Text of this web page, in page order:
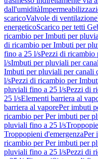
dall'umidità
scaricoValvole di ventilazione
energeticoScarico per tetti
ricambio per Imbuti per
di ricambio per Imbuti per
fino a 25 l/sPezzi di
l/sImbuti per pluviali per
Imbuti per pluviali per canali
l/sPezzi di ricambio per
pluviali fino a 25 l/sPezzi di
25 l/sElementi barriera al
barriera al vaporePer imbuti
ricambio per Per imbuti per
pluviali fino a 25 l/s
Troppopieni d'emergenzaPer
ricambio per Per imbuti per
pluviali fino a 25 l/sPezzi di